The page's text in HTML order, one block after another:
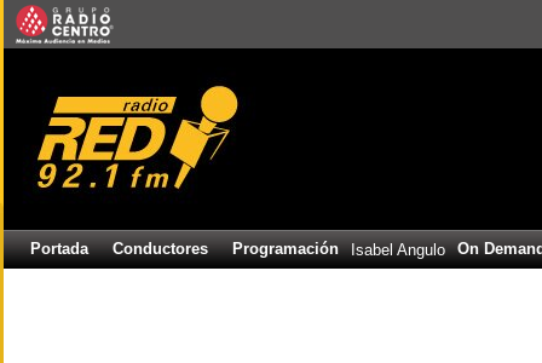
Portada Conductores Programación Isabel Angulo On